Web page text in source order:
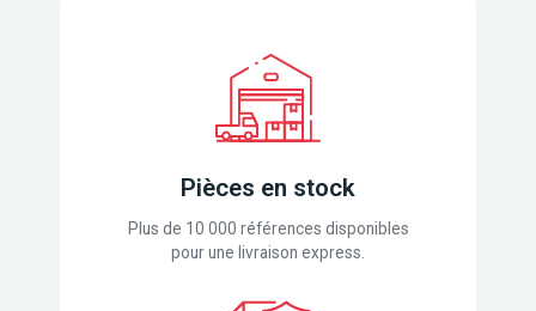
Pièces en stock
Plus de 10 000 références disponibles
pour une livraison express.